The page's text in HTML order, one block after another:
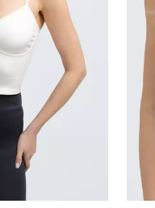
482 грн.